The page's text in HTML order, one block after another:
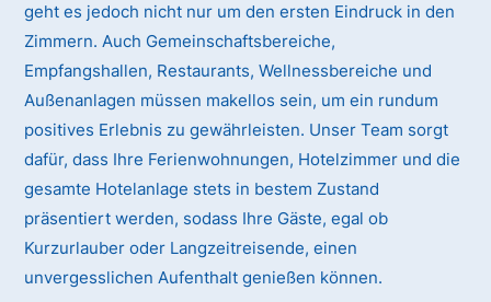
geht es jedoch nicht nur um den ersten Eindruck in den
Zimmern. Auch Gemeinschaftsbereiche,
Empfangshallen, Restaurants, Wellnessbereiche und
Außenanlagen müssen makellos sein, um ein rundum
positives Erlebnis zu gewährleisten. Unser Team sorgt
dafür, dass Ihre Ferienwohnungen, Hotelzimmer und die
gesamte Hotelanlage stets in bestem Zustand
präsentiert werden, sodass Ihre Gäste, egal ob
Kurzurlauber oder Langzeitreisende, einen
unvergesslichen Aufenthalt genießen können.